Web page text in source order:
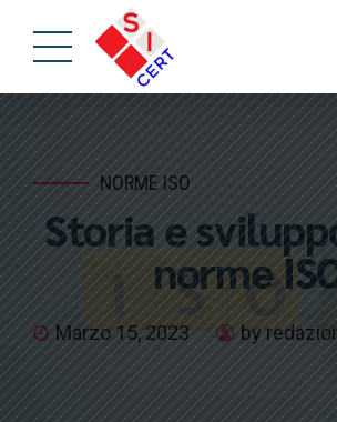
NORME ISO
Storia e
norme
Marzo 15, 2023 by